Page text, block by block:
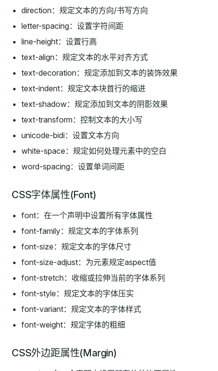
direction：规定文本的方向/书写方向
letter-spacing：设置字符间距
line-height：设置行高
text-align：规定文本的水平对齐方式
text-decoration：规定添加到文本的装饰效果
text-indent：规定文本块首行的缩进
text-shadow：规定添加到文本的阴影效果
text-transform：控制文本的大小写
unicode-bidi：设置文本方向
white-space：规定如何处理元素中的空白
word-spacing：设置单词间距
CSS字体属性(Font)
font：在一个声明中设置所有字体属性
font-family：规定文本的字体系列
font-size：规定文本的字体尺寸
font-size-adjust：为元素规定aspect值
font-stretch：收缩或拉伸当前的字体系列
font-style：规定文本的字体压实
font-variant：规定文本的字体样式
font-weight：规定字体的粗细
CSS外边距属性(Margin)